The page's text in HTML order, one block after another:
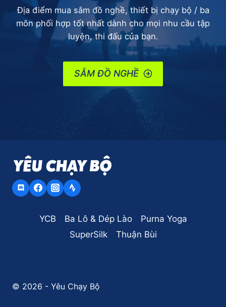
Địa điểm mua sắm đồ nghề, thiết bị chạy bộ / ba
môn phối hợp tốt nhất dành cho mọi nhu cầu tập
luyện, thi đấu của bạn.
SẮM ĐỒ NGHỀ
YCB Ba Lô & Dép Lào
Purna Yoga
SuperSilk
Thuận Bùi
© 2026 - Yêu Chạy Bộ